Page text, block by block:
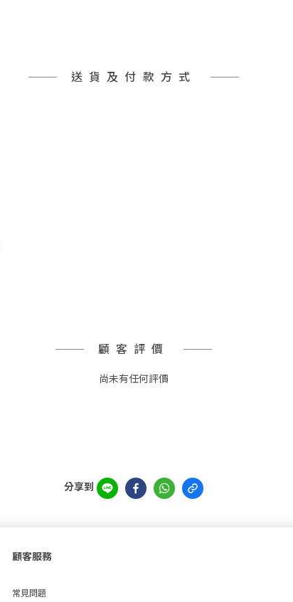
送貨及付款方式
顧客評價
尚未有任何評價
分享到
顧客服務
常見問題